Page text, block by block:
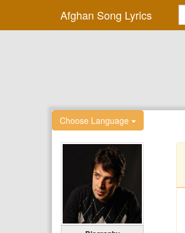
Afghan Song Lyrics
Choose Language